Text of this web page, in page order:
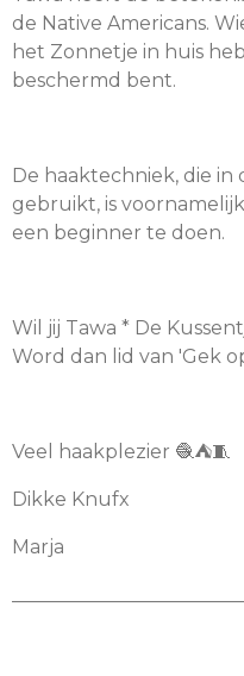
de Native Americans.
het Zonnetje in huis
beschermd bent.
De haaktechniek, die in
gebruikt, is
een beginner te doen.
Wil jij Tawa * De
Word dan lid van 'Gek
Veel haakplezier 🧶⛺️🧵
Dikke Knufx
Marja